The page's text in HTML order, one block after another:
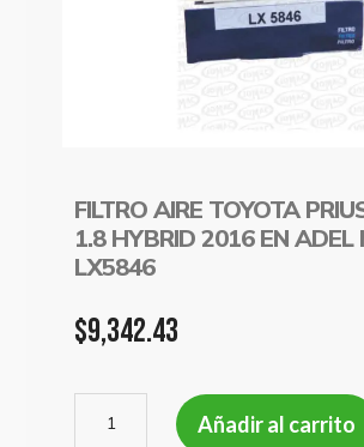
FILTRO AIRE TOYOTA
1.8 HYBRID 2016 EN ADEL
LX5846
$9,342.43
AIRE
Añadir al carrito